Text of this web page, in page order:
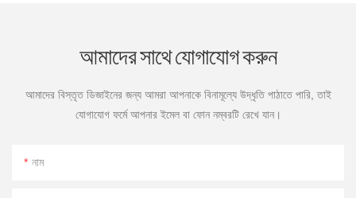
আমাদের সাথে যোগাযোগ করুন
আমাদের বিস্তৃত ডিজাইনের জন্য আমরা আপনাকে বিনামূল্যে উদ্ধৃতি পাঠাতে পারি, তাই
যোগাযোগ ফর্মে আপনার ইমেল বা ফোন নম্বরটি রেখে যান।
নাম